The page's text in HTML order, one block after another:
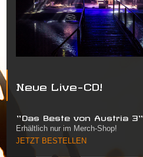
Neue Live-CD!
"Das Beste von Austria 3"
Erhältlich nur im Merch-Shop!
JETZT BESTELLEN